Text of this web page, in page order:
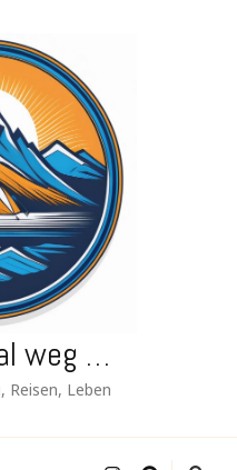
weg …
Reisen, Leben